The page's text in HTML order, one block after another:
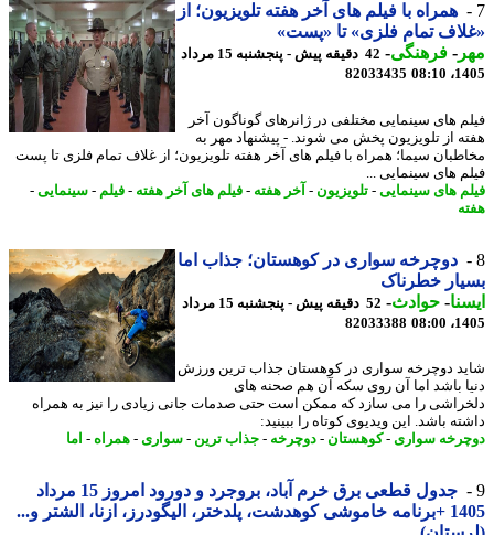
همراه با فیلم های آخر هفته تلویزیون؛ از
تمام فلزی» تا «پست»
-فرهنگی-
42 دقیقه پیش - پنجشنبه 15 مرداد
82033435
های سینمایی مختلفی در ژانرهای گوناگون آخر
از تلویزیون پخش می شوند. - پیشنهاد مهر به
سیما؛ همراه با فیلم های آخر هفته تلویزیون؛ از غلاف تمام فلزی تا پست
های سینمایی ...
های سینمایی-تلویزیون -آخر هفته-فیلم های آخر هفته-فیلم -سینمایی-
دوچرخه سواری در کوهستان؛ جذاب اما
خطرناک
-حوادث -
52 دقیقه پیش - پنجشنبه 15 مرداد
82033388
دوچرخه سواری در کوهستان جذاب ترین ورزش
باشد اما آن روی سکه آن هم صحنه های
را می سازد که ممکن است حتی صدمات جانی زیادی را نیز به همراه
باشد. این ویدیوی کوتاه را ببینید:
سواری- کوهستان-دوچرخه-جذاب ترین- سواری- همراه- اما
جدول قطعی برق خرم آباد، بروجرد و دورود امروز 15 مرداد
1405 +برنامه خاموشی کوهدشت، پلدختر، الیگودرز، ازنا، الشتر و...